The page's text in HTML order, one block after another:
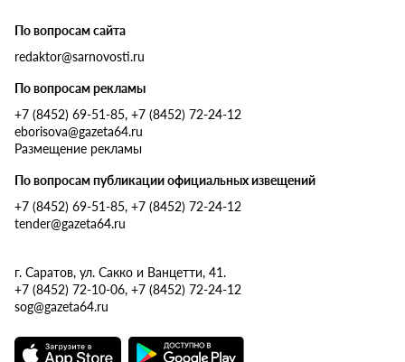
По вопросам сайта
redaktor@sarnovosti.ru
По вопросам рекламы
+7 (8452) 69-51-85, +7 (8452) 72-24-12
eborisova@gazeta64.ru
Размещение рекламы
По вопросам публикации официальных извещений
+7 (8452) 69-51-85, +7 (8452) 72-24-12
tender@gazeta64.ru
г. Саратов, ул. Сакко и Ванцетти, 41.
+7 (8452) 72-10-06, +7 (8452) 72-24-12
sog@gazeta64.ru